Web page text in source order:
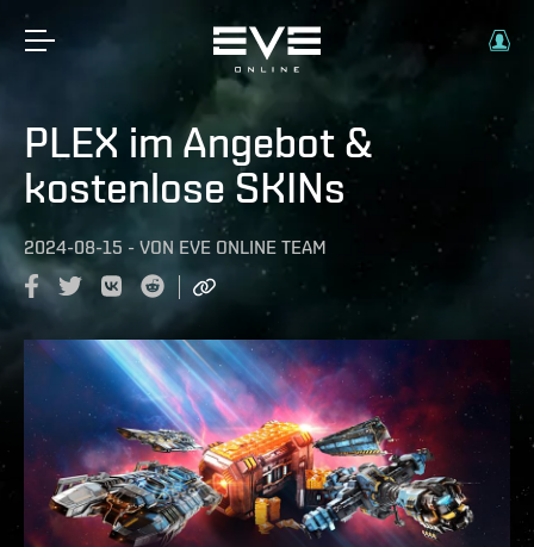
PLEX im Angebot &
kostenlose SKINs
2024-08-15 - VON EVE ONLINE TEAM